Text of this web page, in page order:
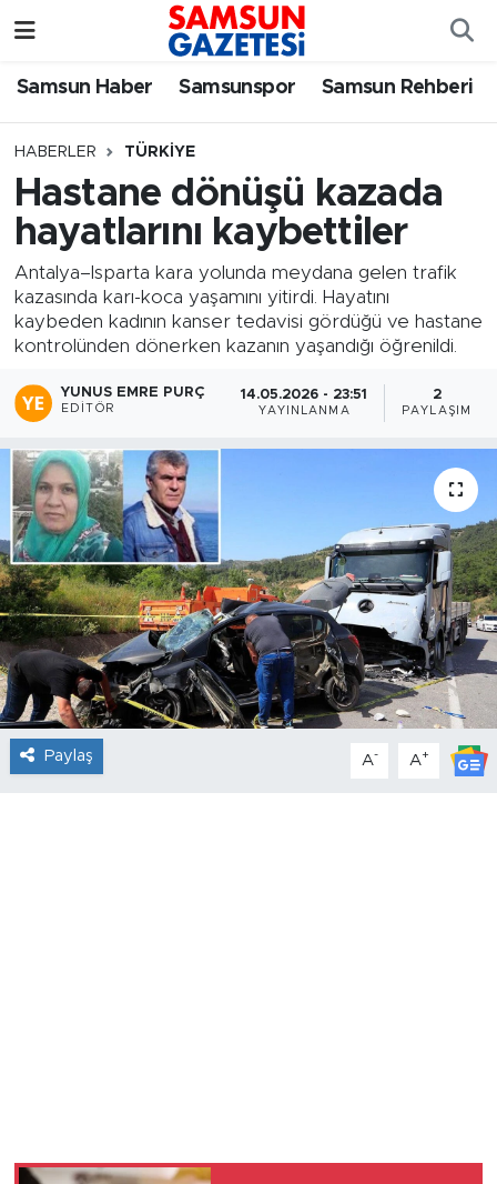
Samsun Haber Samsunspor Samsun Rehberi
HABERLER TÜRKIYE
Hastane dönüşü kazada
hayatlarını kaybettiler
Antalya–Isparta kara yolunda meydana gelen trafik
kazasında karı-koca yaşamını yitirdi. Hayatını
kaybeden kadının kanser tedavisi gördüğü ve hastane
kontrolünden dönerken kazanın yaşandığı öğrenildi.
YUNUS EMRE PURÇ
EDITÖR
14.05.2026 - 23:51
YAYINLANMA
2
PAYLAŞIM
Paylaş A- A+
Samsun Haber
Samsunspor
Samsun Rehberi
Resmi İlanlar
Samsun Nöbetçi Eczaneler
Samsun Hava Durumu
SAMSUN Namaz Vakitleri
Samsun Trafik Yoğunluk Haritası
Süper Lig Puan Durumu ve Fikstür
Haber Arşivi